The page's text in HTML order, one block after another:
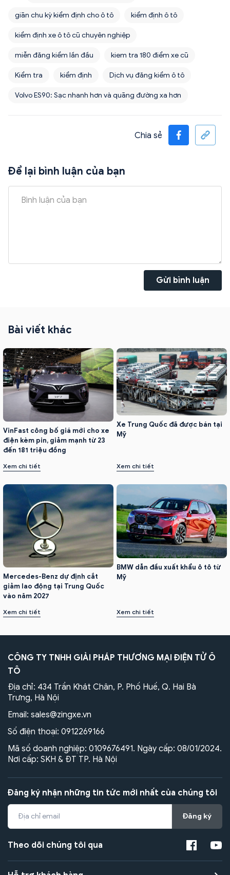
giãn chu kỳ kiểm định cho ô tô kiểm định ô tô
kiểm định xe ô tô cũ chuyên nghiệp
miễn đăng kiểm lần đầu kiem tra 180 điểm xe cũ
Kiểm tra kiểm định Dịch vụ đăng kiểm ô tô
Volvo ES90: Sạc nhanh hơn và quãng đường xa hơn
Chia sẻ
Để lại bình luận của bạn
Gửi bình luận
Bài viết khác
VinFast công bố giá mới cho xe
điện kèm pin, giảm mạnh từ 23
đến 181 triệu đồng
Xem chi tiết
Xe Trung Quốc đã được bán tại
Mỹ
Xem chi tiết
Mercedes-Benz dự định cắt
giảm lao động tại Trung Quốc
vào năm 2027
Xem chi tiết
BMW dẫn đầu xuất khẩu ô tô từ
Mỹ
Xem chi tiết
CÔNG TY TNHH GIẢI PHÁP THƯƠNG MẠI ĐIỆN TỬ Ô
TÔ
Địa chỉ: 434 Trần Khát Chân, P. Phố Huế, Q. Hai Bà
Trưng, Hà Nội
Email: sales@zingxe.vn
Số điện thoại: 0912269166
Mã số doanh nghiệp: 0109676491. Ngày cấp: 08/01/2024.
Nơi cấp: SKH & ĐT TP. Hà Nội
Đăng ký nhận những tin tức mới nhất của chúng tôi
Đăng ký
Theo dõi chúng tôi qua